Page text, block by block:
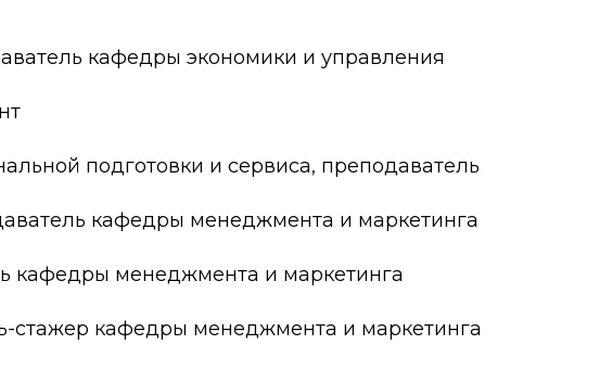
студенческого развития
кафедры экономики и управления
подготовки и сервиса, преподаватель
кафедры менеджмента и маркетинга
кафедры менеджмента и маркетинга
стажер кафедры менеджмента и маркетинга